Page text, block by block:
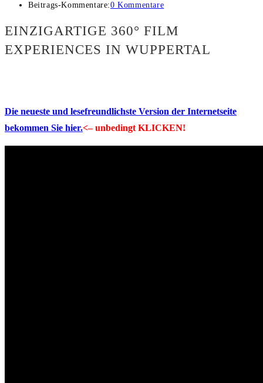
Beitrags-Kommentare:0 Kommentare
EINZIGARTIGE 360° FILM
EXPERIENCES IN WUPPERTAL
Die neueste und lesefreundlichste Version der Internetseite
bekommen Sie hier.<– unbedingt KLICKEN!